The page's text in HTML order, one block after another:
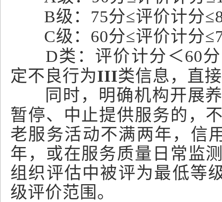
B级：75分≤评价计分
C级：60分≤评价计分
D类：评价计分＜60
定不良行为III类信息，直
同时，明确机构开展
暂停、中止提供服务的，
老服务活动不满两年，信
年，或在服务质量日常监
组织评估中被评为最低等
级评价范围。